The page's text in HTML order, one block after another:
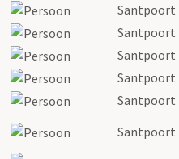
Santpoort
Santpoort
Santpoort
Santpoort
Santpoort
Santpoort